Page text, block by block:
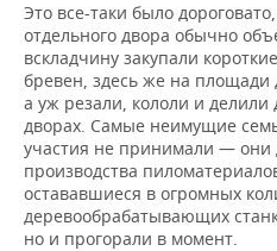
Это все-таки было
отдельного двора обычно
вскладчину закупали
бревен, здесь же на площади
а уж резали, кололи и делили
дворах. Самые неимущие
участия не принимали — они
производства
остававшиеся в огромных
деревообрабатывающих
но и прогорали в момент.